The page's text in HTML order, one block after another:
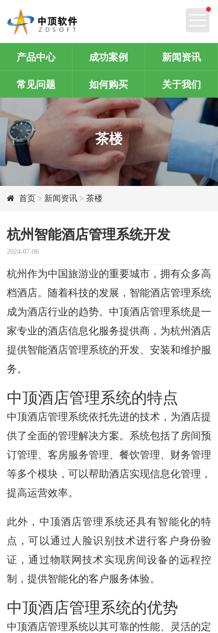
产品中心 成功案例 新闻资讯
常见问题 如何购买 关于我们
茶楼
首页 > 新闻资讯 > 茶楼
杭州智能酒店管理系统开发
2024-07-06
杭州作为中国旅游业的重要城市，拥有众多高
档酒店。随着科技的发展，智能酒店管理系统
成为酒店行业的趋势。中顶酒店管理系统是一
家专业的酒店信息化服务提供商，为杭州酒店
提供智能酒店管理系统的开发、安装和维护服
务。
中顶酒店管理系统的特点
中顶酒店管理系统依托先进的技术，为酒店提
供了全面的管理解决方案。系统包括了房间预
订管理、客房服务管理、餐饮管理、财务管理
等多个模块，可以帮助酒店实现信息化管理，
提高运营效率。
此外，中顶酒店管理系统还具有智能化的特
点，可以通过人脸识别技术进行客户身份验
证，通过物联网技术实现房间设备的远程控
制，提供智能化的客户服务体验。
中顶酒店管理系统的优势
中顶酒店管理系统以其可靠的性能、灵活的定